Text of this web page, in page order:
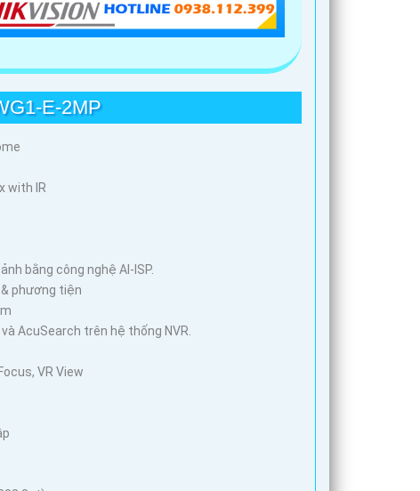
E-2MP
with IR
bằng công nghệ AI-ISP.
phương tiện
AcuSearch trên hệ thống NVR.
VR View